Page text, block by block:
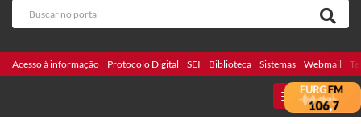
Acesso à informação Protocolo Digital SEI Biblioteca Sistemas Webmail
MENU